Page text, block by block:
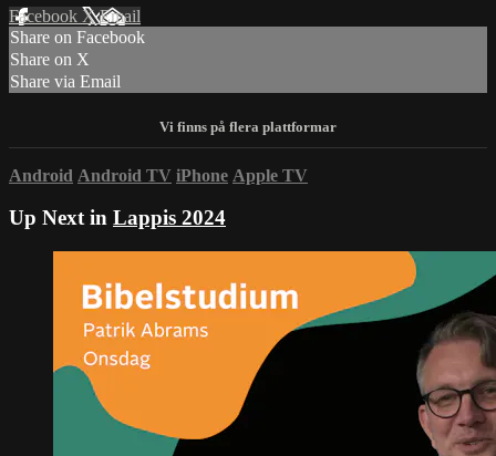
Facebook XEmail
Share on Facebook
Share on X
Share via Email
Android Android TV iPhone Apple TV
Up Next in Lappis 2024